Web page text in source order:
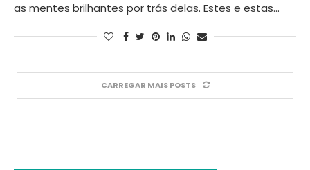
as mentes brilhantes por trás delas. Estes e estas…
CARREGAR MAIS POSTS